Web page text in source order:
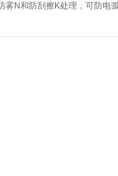
N和防刮擦K处理，可防电